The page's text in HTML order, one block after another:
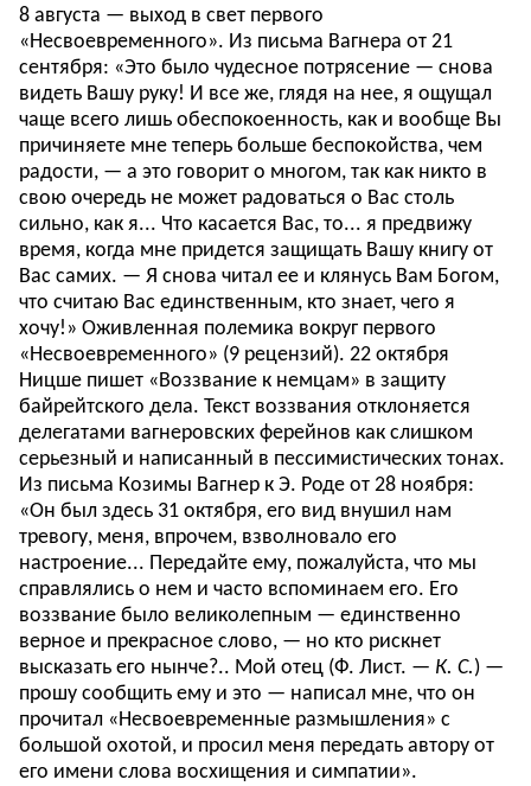
8 августа — выход в свет первого
«Несвоевременного». Из письма Вагнера от 21
сентября: «Это было чудесное потрясение — снова
видеть Вашу руку! И все же, глядя на нее, я ощущал
чаще всего лишь обеспокоенность, как и вообще Вы
причиняете мне теперь больше беспокойства, чем
радости, — а это говорит о многом, так как никто в
свою очередь не может радоваться о Вас столь
сильно, как я... Что касается Вас, то... я предвижу
время, когда мне придется защищать Вашу книгу от
Вас самих. — Я снова читал ее и клянусь Вам Богом,
что считаю Вас единственным, кто знает, чего я
хочу!» Оживленная полемика вокруг первого
«Несвоевременного» (9 рецензий). 22 октября
Ницше пишет «Воззвание к немцам» в защиту
байрейтского дела. Текст воззвания отклоняется
делегатами вагнеровских ферейнов как слишком
серьезный и написанный в пессимистических тонах.
Из письма Козимы Вагнер к Э. Роде от 28 ноября:
«Он был здесь 31 октября, его вид внушил нам
тревогу, меня, впрочем, взволновало его
настроение... Передайте ему, пожалуйста, что мы
справлялись о нем и часто вспоминаем его. Его
воззвание было великолепным — единственно
верное и прекрасное слово, — но кто рискнет
высказать его нынче?.. Мой отец (Ф. Лист. — К. С.) —
прошу сообщить ему и это — написал мне, что он
прочитал «Несвоевременные размышления» с
большой охотой, и просил меня передать автору от
его имени слова восхищения и симпатии».